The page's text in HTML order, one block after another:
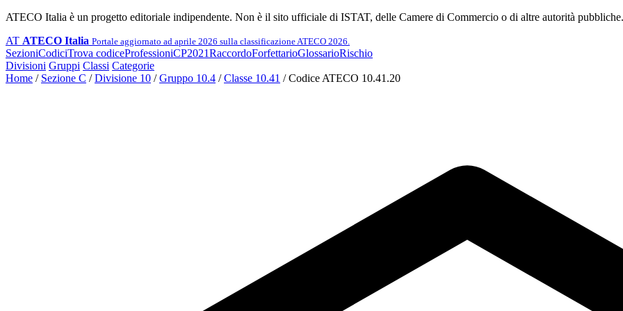
ATECO Italia è un progetto editoriale indipendente. Non è il sito ufficiale di ISTAT, delle Camere di Commercio o di altre autorità pubbliche.
AT ATECO Italia Portale aggiornato ad aprile 2026 sulla classificazione ATECO 2026.
SezioniCodiciTrova codiceProfessioniCP2021RaccordoForfettarioGlossarioRischio
Divisioni Gruppi Classi Categorie
Home / Sezione C / Divisione 10 / Gruppo 10.4 / Classe 10.41 / Codice ATECO 10.41.20